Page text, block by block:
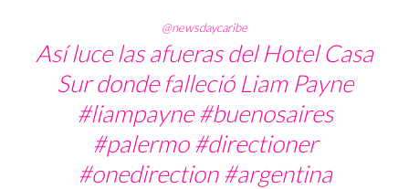
@newsdaycaribe
Así luce las afueras del Hotel Casa
Sur donde falleció Liam Payne
#liampayne #buenosaires
#palermo #directioner
#onedirection #argentina